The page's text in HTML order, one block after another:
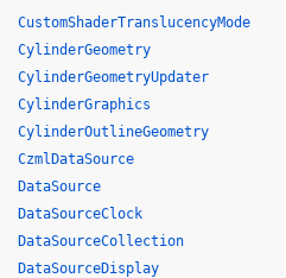
CustomShaderTranslucencyMode
CylinderGeometry
CylinderGeometryUpdater
CylinderGraphics
CylinderOutlineGeometry
CzmlDataSource
DataSource
DataSourceClock
DataSourceCollection
DataSourceDisplay